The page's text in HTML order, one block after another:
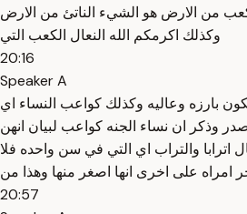
من الارض هو الشيء الناتئ من الارض
وكذلك اكرمكم الله النعال الكعب التي
20:16
Speaker A
بارزه وعاليه وكذلك كواعب النساء اي
وذكر ان نساء الجنه كواعب لبيان انهن
اترابا والتراب اي التي في سن واحده فلا
امراه على اخرى انها اصغر منها وهذا من
20:57